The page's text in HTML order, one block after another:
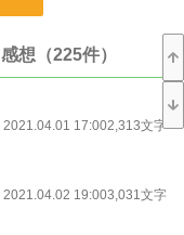
感想（225件）
2021.04.01 17:002,313文字
2021.04.02 19:003,031文字